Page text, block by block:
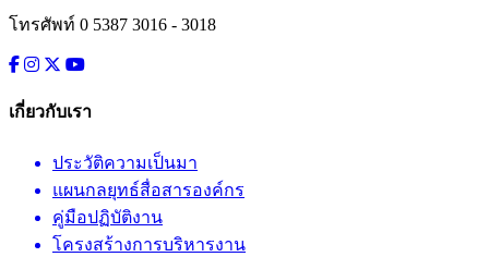
โทรศัพท์ 0 5387 3016 - 3018
เกี่ยวกับเรา
ประวัติความเป็นมา
แผนกลยุทธ์สื่อสารองค์กร
คู่มือปฏิบัติงาน
โครงสร้างการบริหารงาน